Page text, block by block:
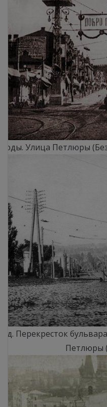
годы. Улица Петлюры
Перекресток
Петлюры